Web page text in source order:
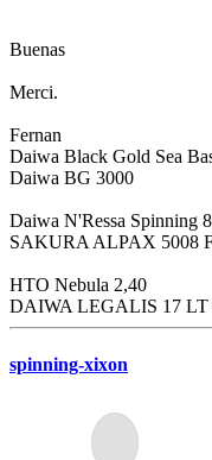
Buenas
Merci.
Fernan
Daiwa Black Gold Sea
Daiwa BG 3000
Daiwa N'Ressa Spinning
SAKURA ALPAX 5008
HTO Nebula 2,40
DAIWA LEGALIS 17 LT
spinning-xixon